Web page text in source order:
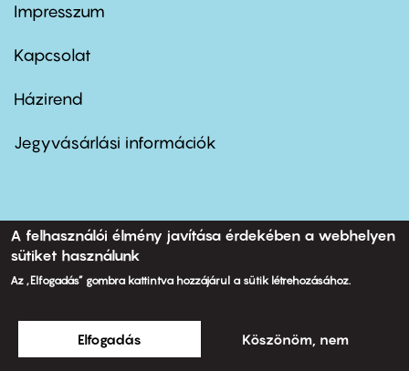
Footer
first
Impresszum
Kapcsolat
Footer
second
Házirend
Jegyvásárlási információk
Jegyrendelés központi szám
H-V 13.00-21.00 óráig
A felhasználói élmény javítása érdekében a webhelyen
sütiket használunk
Az „Elfogadás” gombra kattintva hozzájárul a sütik létrehozásához.
Elfogadás Köszönöm, nem